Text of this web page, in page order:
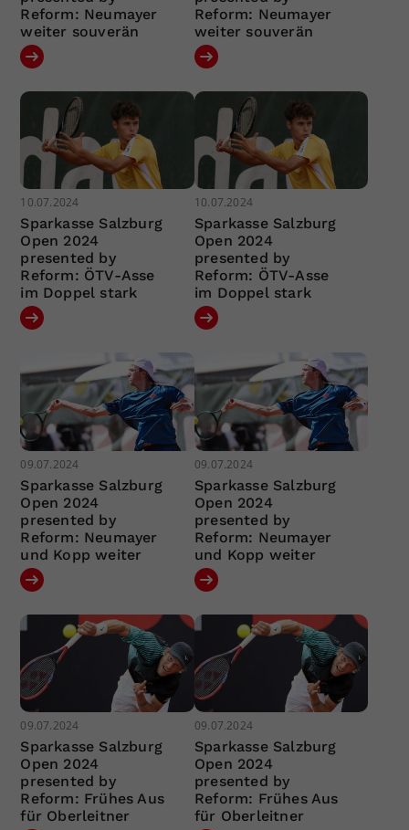
Reform: Neumayer
weiter souverän
Reform: Neumayer
weiter souverän
10.07.2024
Sparkasse Salzburg
Open 2024
presented by
Reform: ÖTV-Asse
im Doppel stark
10.07.2024
Sparkasse Salzburg
Open 2024
presented by
Reform: ÖTV-Asse
im Doppel stark
09.07.2024
Sparkasse Salzburg
Open 2024
presented by
Reform: Neumayer
und Kopp weiter
09.07.2024
Sparkasse Salzburg
Open 2024
presented by
Reform: Neumayer
und Kopp weiter
09.07.2024
Sparkasse Salzburg
Open 2024
presented by
Reform: Frühes Aus
für Oberleitner
09.07.2024
Sparkasse Salzburg
Open 2024
presented by
Reform: Frühes Aus
für Oberleitner